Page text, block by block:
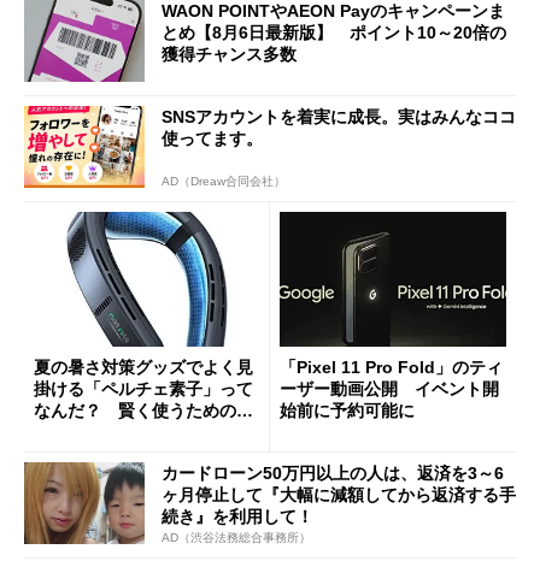
WAON POINTやAEON Payのキャンペーンま
とめ【8月6日最新版】 ポイント10～20倍の
獲得チャンス多数
SNSアカウントを着実に成長。実はみんなココ
使ってます。
AD（Dreaw合同会社）
夏の暑さ対策グッズでよく見
掛ける「ペルチェ素子」って
なんだ？ 賢く使うための注
「Pixel 11 Pro Fold」のティ
ーザー動画公開 イベント開
始前に予約可能に
カードローン50万円以上の人は、返済を3～6
ヶ月停止して『大幅に減額してから返済する手
続き』を利用して！
AD（渋谷法務総合事務所）